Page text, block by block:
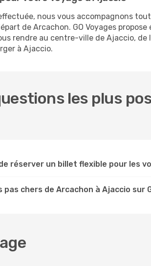
nous vous accompagnons
de Arcachon. GO Voyages
rendre au centre-ville de Ajaccio,
à Ajaccio.
les plus
réserver un billet flexible pour les
chers de Arcachon à Ajaccio sur